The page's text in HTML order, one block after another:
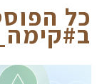
כל
ב